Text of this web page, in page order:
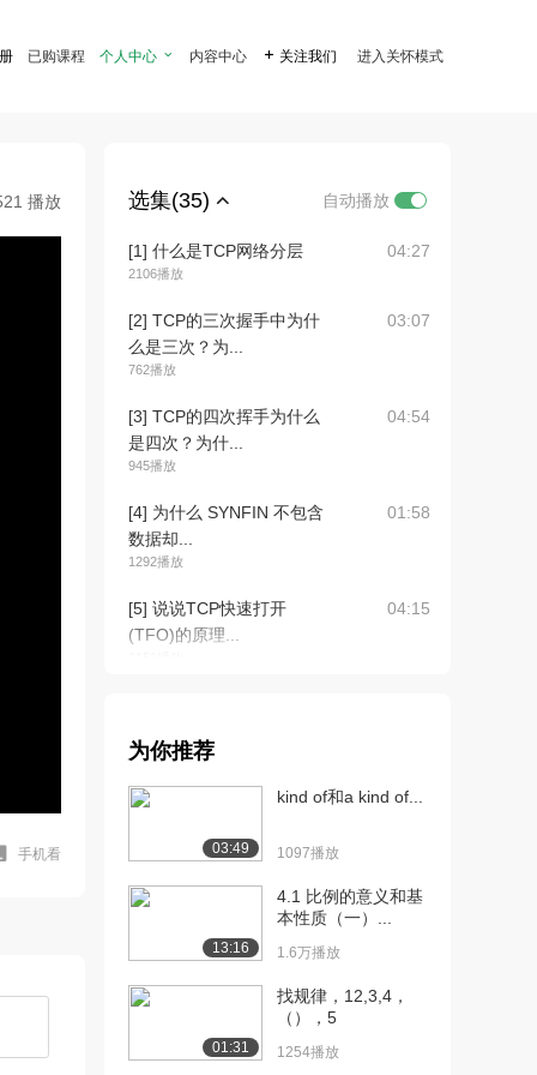
已购课程 个人中心  内容中心  关注我们 进入关怀模式
播放
手机看
选集(35) 自动播放
[1] 什么是TCP网络分层
2106播放
04:27
[2] TCP的三次握手中为什
么是三次？为...
762播放
03:07
[3] TCP的四次挥手为什么
是四次？为什...
945播放
04:54
[4] 为什么 SYNFIN 不包含
数据却...
1292播放
01:58
[5] 说说TCP快速打开
(TFO)的原理...
04:15
1104播放
[7] TCP 的超时重传时间是
04:17
[8] 能不能说一说 TCP 的
04:40
[9] 如何理解 TCP 的keep-
01:48
为你推荐
03:49
kind of和a kind of...
1097播放
13:16
4.1 比例的意义和基
本性质（一）...
1.6万播放
01:31
找规律，12,3,4，
（），5
1254播放